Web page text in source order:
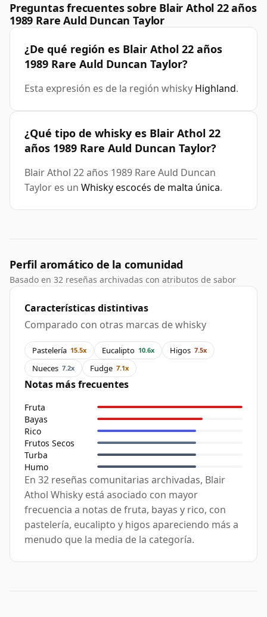
Preguntas frecuentes sobre Blair Athol 22 años
1989 Rare Auld Duncan Taylor
¿De qué región es Blair Athol 22 años
1989 Rare Auld Duncan Taylor?
Esta expresión es de la región whisky Highland.
¿Qué tipo de whisky es Blair Athol 22
años 1989 Rare Auld Duncan Taylor?
Blair Athol 22 años 1989 Rare Auld Duncan
Taylor es un Whisky escocés de malta única.
Perfil aromático de la comunidad
Basado en 32 reseñas archivadas con atributos de sabor
Características distintivas
Comparado con otras marcas de whisky
Pastelería 15.5x Eucalipto 10.6x Higos 7.5x
Nueces 7.2x Fudge 7.1x
Notas más frecuentes
Fruta
Bayas
Rico
Frutos Secos
Turba
Humo
En 32 reseñas comunitarias archivadas, Blair
Athol Whisky está asociado con mayor
frecuencia a notas de fruta, bayas y rico, con
pastelería, eucalipto y higos apareciendo más a
menudo que la media de la categoría.